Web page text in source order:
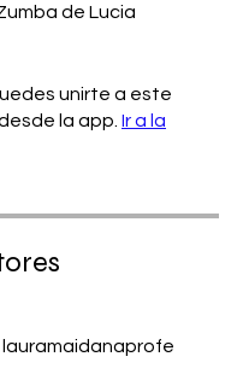
de Lucia
unirte a este
la app. Ir a la
lauramaidanaprofe